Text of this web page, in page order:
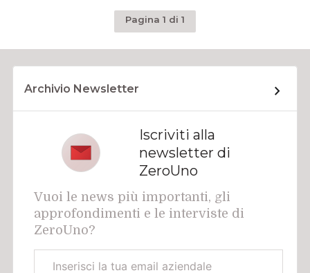
Pagina 1 di 1
Archivio Newsletter
Iscriviti alla
newsletter di
ZeroUno
Vuoi le news più importanti, gli
approfondimenti e le interviste di
ZeroUno?